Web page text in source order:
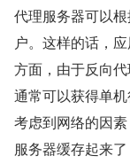
代理服务器可以
户。这样的话，
方面，由于反向
通常可以获得单机
考虑到网络的因
服务器缓存起来